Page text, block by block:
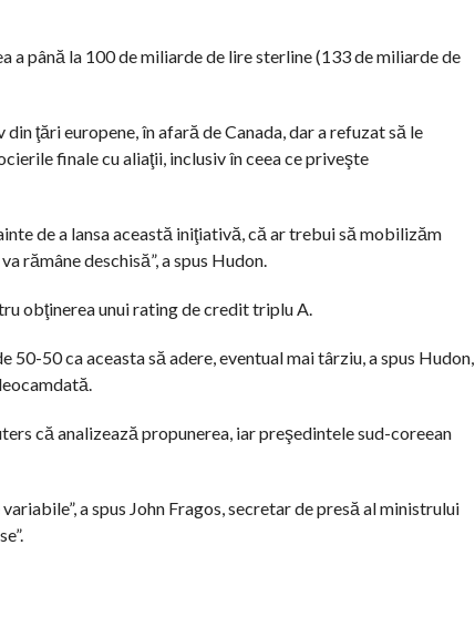
până la 100 de miliarde de lire sterline (133 de miliarde de
ţări europene, în afară de Canada, dar a refuzat să le
finale cu aliaţii, inclusiv în ceea ce priveşte
de a lansa această iniţiativă, că ar trebui să mobilizăm
rămâne deschisă”, a spus Hudon.
obţinerea unui rating de credit triplu A.
50 ca aceasta să adere, eventual mai târziu, a spus Hudon,
că analizează propunerea, iar preşedintele sud-coreean
a spus John Fragos, secretar de presă al ministrului